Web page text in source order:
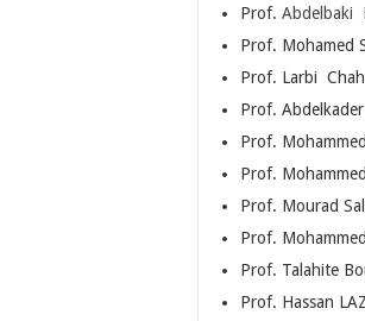
Prof. Abdelbaki
Prof. Mohamed
Prof. Larbi
Prof.
Prof.
Prof.
Prof. Mourad
Prof.
Prof. Talahite
Prof. Hassan